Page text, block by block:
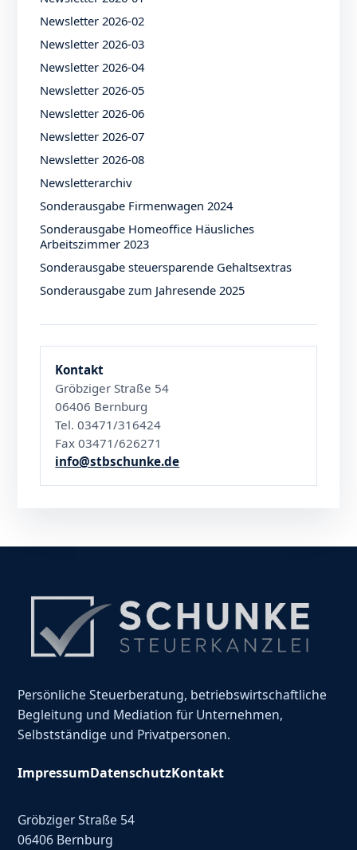
Newsletter 2026-02
Newsletter 2026-03
Newsletter 2026-04
Newsletter 2026-05
Newsletter 2026-06
Newsletter 2026-07
Newsletter 2026-08
Newsletterarchiv
Sonderausgabe Firmenwagen 2024
Sonderausgabe Homeoffice Häusliches
Arbeitszimmer 2023
Sonderausgabe steuersparende Gehaltsextras
Sonderausgabe zum Jahresende 2025
Kontakt
Gröbziger Straße 54
06406 Bernburg
Tel. 03471/316424
Fax 03471/626271
info@stbschunke.de
Persönliche Steuerberatung, betriebswirtschaftliche
Begleitung und Mediation für Unternehmen,
Selbstständige und Privatpersonen.
ImpressumDatenschutzKontakt
Gröbziger Straße 54
06406 Bernburg